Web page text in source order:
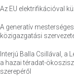
Az EU elektrifikációval
A generatív
közigazgatási
Interjú Balla Csillával, a
a hazai téradat-
szerepéről